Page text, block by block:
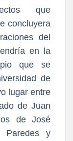
que
concluyera
del
en la
que se
de
lugar entre
de Juan
de José
Paredes y